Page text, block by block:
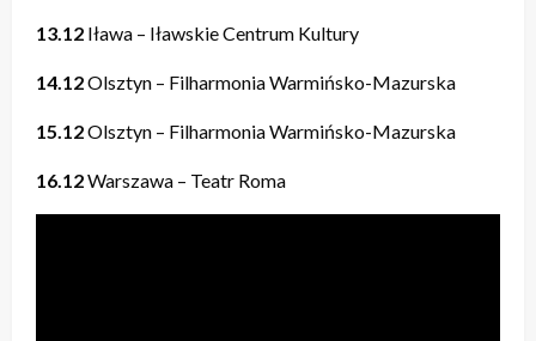
13.12 Iława – Iławskie Centrum Kultury
14.12Olsztyn – Filharmonia Warmińsko-Mazurska
15.12Olsztyn – Filharmonia Warmińsko-Mazurska
16.12Warszawa – Teatr Roma